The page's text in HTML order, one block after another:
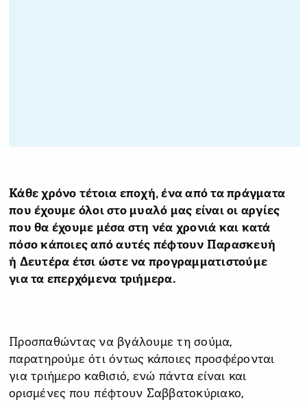
Κάθε χρόνο τέτοια εποχή, ένα από τα πράγματα
που έχουμε όλοι στο μυαλό μας είναι οι αργίες
που θα έχουμε μέσα στη νέα χρονιά και κατά
πόσο κάποιες από αυτές πέφτουν Παρασκευή
ή Δευτέρα έτσι ώστε να προγραμματιστούμε
για τα επερχόμενα τριήμερα.
Προσπαθώντας να βγάλουμε τη σούμα,
παρατηρούμε ότι όντως κάποιες προσφέρονται
για τριήμερο καθισιό, ενώ πάντα είναι και
ορισμένες που πέφτουν Σαββατοκύριακο,